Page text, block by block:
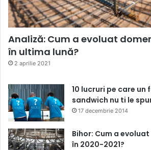
Analiză: Cum a evoluat
în ultima lună?
2 aprilie 2021
10 lucruri pe care un
sandwich nu ti le
17 decembrie 2014
Bihor: Cum a
în 2020-2021?